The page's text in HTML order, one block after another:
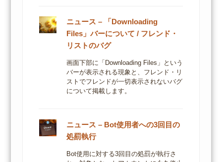
ニュース – 「Downloading
Files」バーについて / フレンド・
リストのバグ
画面下部に「Downloading Files」という
バーが表示される現象と、フレンド・リ
ストでフレンドが一切表示されないバグ
について掲載します。
ニュース – Bot使用者への3回目の
処罰執行
Bot使用に対する3回目の処罰が執行さ